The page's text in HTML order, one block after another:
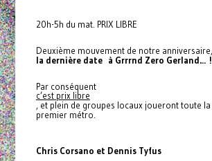
20h-5h du mat. PRIX LIBRE
Deuxième mouvement de notre
la dernière date à Grrrnd Zero Gerland… !
Par conséquent
c’est prix libre
, et plein de groupes locaux joueront toute la
premier métro.
Chris Corsano et Dennis Tyfus